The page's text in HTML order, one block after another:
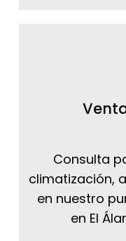
Consulta
climatización,
en nuestro
en El